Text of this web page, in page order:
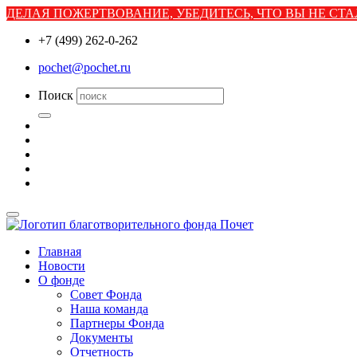
ДЕЛАЯ ПОЖЕРТВОВАНИЕ, УБЕДИТЕСЬ, ЧТО ВЫ НЕ
+7 (499) 262-0-262
pochet@pochet.ru
Поиск
Главная
Новости
О фонде
Совет Фонда
Наша команда
Партнеры Фонда
Документы
Отчетность